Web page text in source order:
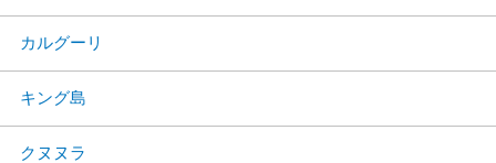
カルグーリ
キング島
クヌヌラ